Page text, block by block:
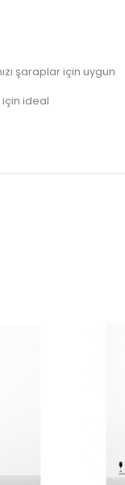
şaraplar için uygun
ideal